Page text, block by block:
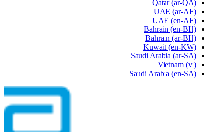
Qatar (ar-QA)
UAE (ar-AE)
UAE (en-AE)
Bahrain (en-BH)
Bahrain (ar-BH)
Kuwait (en-KW)
Saudi Arabia (ar-SA)
Vietnam (vi)
Saudi Arabia (en-SA)